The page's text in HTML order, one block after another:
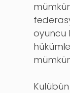
oyuncu